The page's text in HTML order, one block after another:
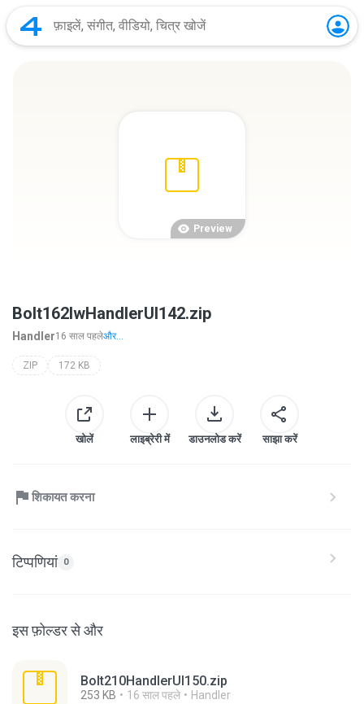
Preview
Bolt162lwHandlerUI142.zip
Handler16 साल पहलेऔर...
ZIP 172 KB
खोलें लाइब्रेरी में डाउनलोड करें साझा करें
शिकायत करना
टिप्पणियां 0
इस फ़ोल्डर से और
Bolt210HandlerUI150.zip
253 KB 16 साल पहले Handler